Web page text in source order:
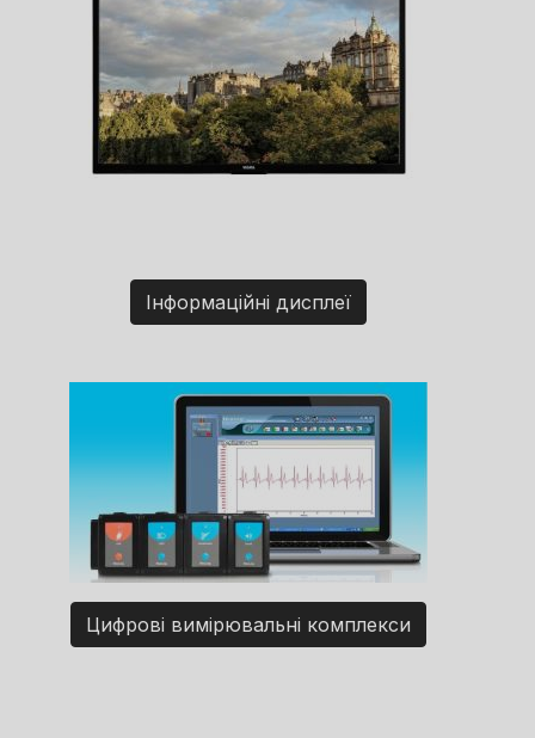
Інформаційні дисплеї
Цифрові вимірювальні комплекси